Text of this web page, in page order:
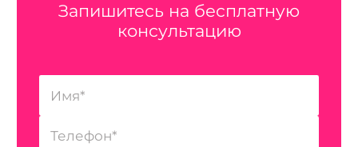
Запишитесь на бесплатную
консультацию